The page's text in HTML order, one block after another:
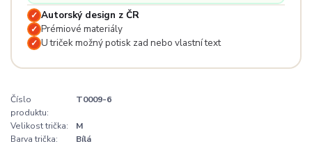
✓ Autorský design z ČR
✓ Prémiové materiály
✓ U triček možný potisk zad nebo vlastní text
Číslo
produktu:
T0009-6
Velikost trička:
M
Barva trička:
Bílá